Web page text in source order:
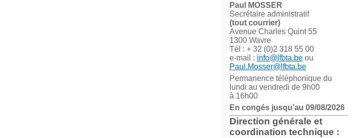
Paul MOSSER
Secrétaire administratif
(tout courrier)
Avenue Charles Quint 55
1300 Wavre
Tél : + 32 (0)2 318 55 00
e-mail : info@lfbta.beou
Paul.Mosser@lfbta.be
Permanence téléphonique du
lundi au vendredi de 9h00
à 16h00
En congés jusqu’au 09/08/2026
Direction générale et
coordination technique :